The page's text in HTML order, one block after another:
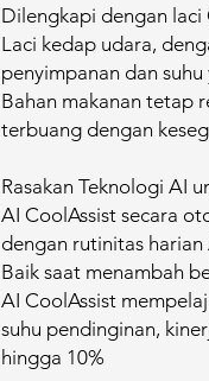
Dilengkapi dengan laci
Laci kedap udara,
penyimpanan dan
Bahan makanan tetap
terbuang dengan
Rasakan Teknologi AI
AI CoolAssist secara
dengan rutinitas harian
Baik saat menambah
AI CoolAssist
suhu pendinginan,
hingga 10%